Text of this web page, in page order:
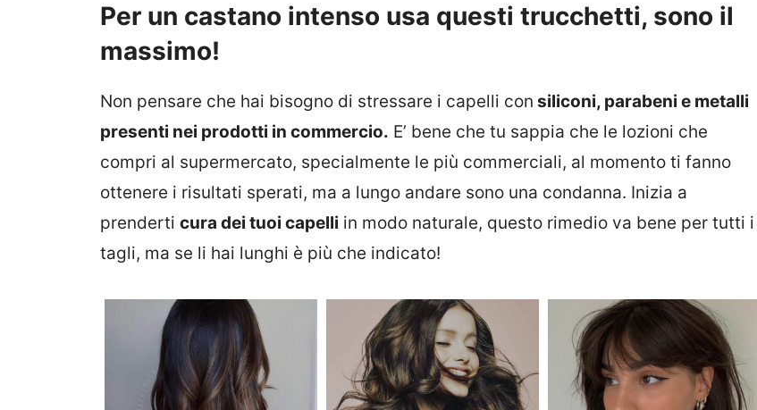
Per un castano intenso usa questi trucchetti, sono il
massimo!
Non pensare che hai bisogno di stressare i capelli con siliconi, parabeni e metalli
presenti nei prodotti in commercio. E’ bene che tu sappia che le lozioni che
compri al supermercato, specialmente le più commerciali, al momento ti fanno
ottenere i risultati sperati, ma a lungo andare sono una condanna. Inizia a
prenderti cura dei tuoi capelli in modo naturale, questo rimedio va bene per tutti i
tagli, ma se li hai lunghi è più che indicato!